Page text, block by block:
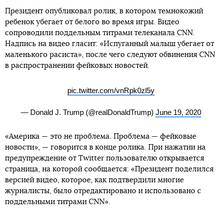
Президент опубликовал ролик, в котором темнокожий
ребенок убегает от белого во время игры. Видео
сопроводили поддельным титрами телеканала CNN.
Надпись на видео гласит: «Испуганный малыш убегает от
маленького расиста», после чего следуют обвинения CNN
в распространении фейковых новостей.
pic.twitter.com/vnRpk0zl5y
— Donald J. Trump (@realDonaldTrump) June 19, 2020
«Америка — это не проблема. Проблема — фейковые
новости», — говорится в конце ролика. При нажатии на
предупреждение от Twitter пользователю открывается
страница, на которой сообщается: «Президент поделился
версией видео, которое, как подтвердили многие
журналисты, было отредактировано и использовано с
поддельными титрами CNN».